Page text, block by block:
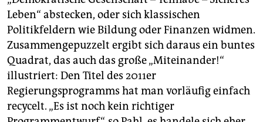
Leben“ abstecken, oder sich klassischen
Politikfeldern wie Bildung oder Finanzen widmen.
Zusammengepuzzelt ergibt sich daraus ein buntes
Quadrat, das auch das große „Miteinander!“
illustriert: Den Titel des 2011er
Regierungsprogramms hat man vorläufig einfach
recycelt. „Es ist noch kein richtiger